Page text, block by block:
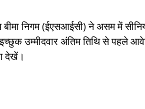
बीमा निगम (ईएसआईसी) ने असम में
उम्मीदवार अंतिम तिथि से पहले
देखें।